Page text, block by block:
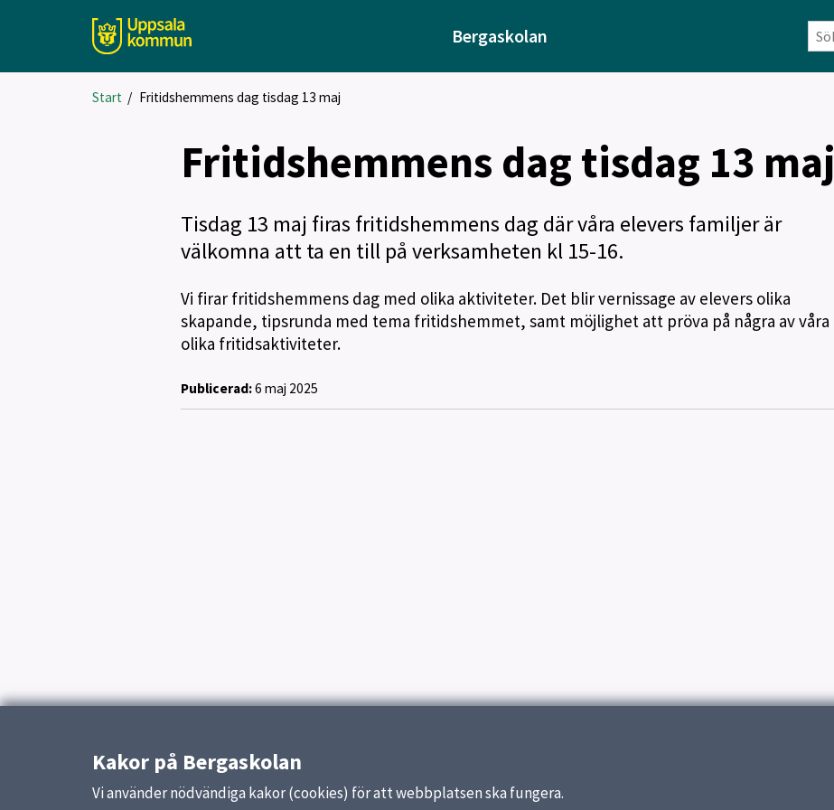
Bergaskolan
Start / Fritidshemmens dag tisdag 13 maj
Fritidshemmens dag tisdag 13 maj
Tisdag 13 maj firas fritidshemmens dag där våra elevers familjer är
välkomna att ta en till på verksamheten kl 15-16.
Vi firar fritidshemmens dag med olika aktiviteter. Det blir vernissage av elevers olika
skapande, tipsrunda med tema fritidshemmet, samt möjlighet att pröva på några av våra
olika fritidsaktiviteter.
Publicerad:6 maj 2025
Kakor på Bergaskolan
Vi använder nödvändiga kakor (cookies) för att webbplatsen ska fungera.